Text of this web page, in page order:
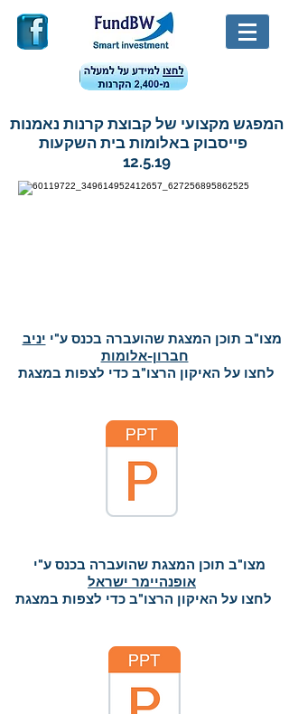
המפגש מקצועי של קבוצת קרנות נאמנות
פייסבוק באלומות בית השקעות
12.5.19
מצו"ב תוכן המצגת שהועברה בכנס ע"י יניב
חברון-אלומות
לחצו על האיקון הרצו"ב כדי לצפות במצגת
מצו"ב תוכן המצגת שהועברה בכנס ע"י
אופנהיימר ישראל
לחצו על האיקון הרצו"ב כדי לצפות במצגת